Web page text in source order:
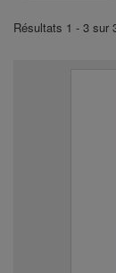
Résultats 1 - 3 sur